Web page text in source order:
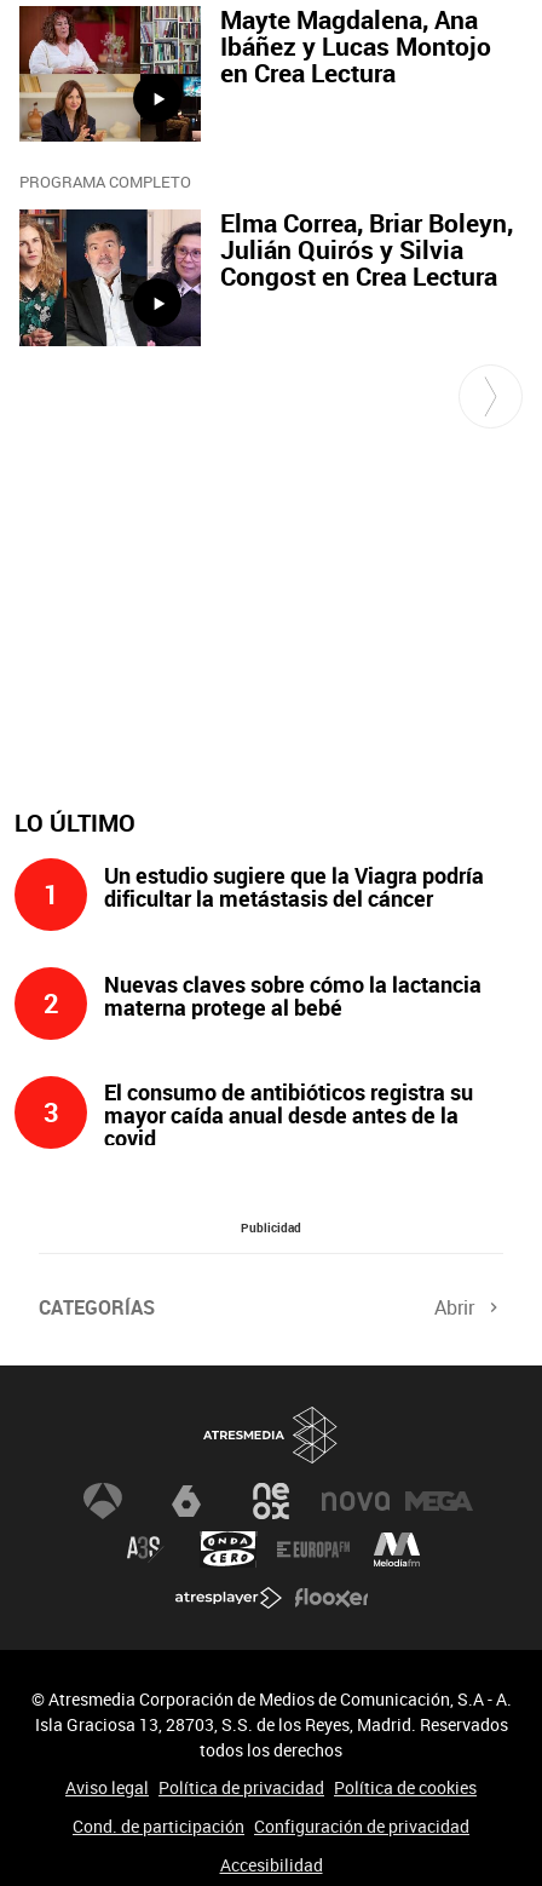
Mayte Magdalena, Ana
Ibáñez y Lucas Montojo
en Crea Lectura
PROGRAMA COMPLETO
Elma Correa, Briar Boleyn,
Julián Quirós y Silvia
Congost en Crea Lectura
LO ÚLTIMO
1
Un estudio sugiere que la Viagra podría
dificultar la metástasis del cáncer
2
Nuevas claves sobre cómo la lactancia
materna protege al bebé
3
El consumo de antibióticos registra su
mayor caída anual desde antes de la
covid
Publicidad
CATEGORÍAS Abrir
© Atresmedia Corporación de Medios de Comunicación, S.A - A.
Isla Graciosa 13, 28703, S.S. de los Reyes, Madrid. Reservados
todos los derechos
Aviso legal Política de privacidad Política de cookies
Cond. de participación Configuración de privacidad
Accesibilidad